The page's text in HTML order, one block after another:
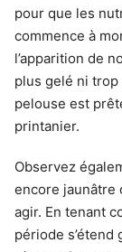
pour que les
commence à
l’apparition de
plus gelé ni
pelouse est
printanier.
Observez
encore jaunâtre
agir. En tenant
période s’étend